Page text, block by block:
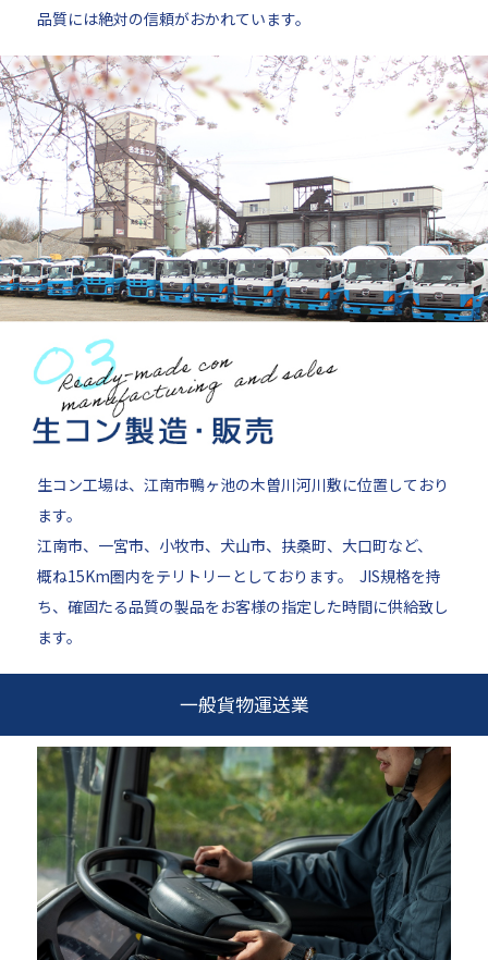
品質には絶対の信頼がおかれています。
生コン工場は、江南市鴨ヶ池の木曽川河川敷に位置しており
ます。
江南市、一宮市、小牧市、犬山市、扶桑町、大口町など、
概ね15Km圏内をテリトリーとしております。 JIS規格を持
ち、確固たる品質の製品をお客様の指定した時間に供給致し
ます。
一般貨物運送業